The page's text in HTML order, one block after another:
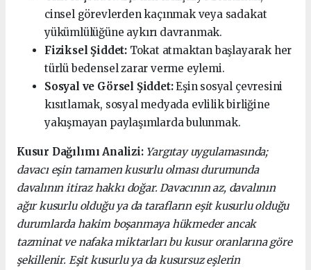
cinsel görevlerden kaçınmak veya sadakat
yükümlülüğüne aykırı davranmak.
Fiziksel Şiddet:Tokat atmaktan başlayarak her
türlü bedensel zarar verme eylemi.
Sosyal ve Görsel Şiddet:Eşin sosyal çevresini
kısıtlamak, sosyal medyada evlilik birliğine
yakışmayan paylaşımlarda bulunmak.
Kusur Dağılımı Analizi: Yargıtay uygulamasında;
davacı eşin tamamen kusurlu olması durumunda
davalının itiraz hakkı doğar. Davacının az, davalının
ağır kusurlu olduğu ya da tarafların eşit kusurlu olduğu
durumlarda hakim boşanmaya hükmeder ancak
tazminat ve nafaka miktarları bu kusur oranlarına göre
şekillenir. Eşit kusurlu ya da kusursuz eşlerin